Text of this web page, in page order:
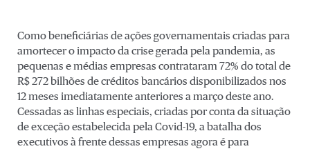
Como beneficiárias de ações governamentais criadas para
amortecer o impacto da crise gerada pela pandemia, as
pequenas e médias empresas contrataram 72% do total de
R$ 272 bilhões de créditos bancários disponibilizados nos
12 meses imediatamente anteriores a março deste ano.
Cessadas as linhas especiais, criadas por conta da situação
de exceção estabelecida pela Covid-19, a batalha dos
executivos à frente dessas empresas agora é para